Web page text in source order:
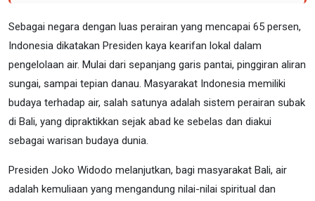
Sebagai negara dengan luas perairan yang mencapai 65 persen,
Indonesia dikatakan Presiden kaya kearifan lokal dalam
pengelolaan air. Mulai dari sepanjang garis pantai, pinggiran aliran
sungai, sampai tepian danau. Masyarakat Indonesia memiliki
budaya terhadap air, salah satunya adalah sistem perairan subak
di Bali, yang dipraktikkan sejak abad ke sebelas dan diakui
sebagai warisan budaya dunia.
Presiden Joko Widodo melanjutkan, bagi masyarakat Bali, air
adalah kemuliaan yang mengandung nilai-nilai spiritual dan